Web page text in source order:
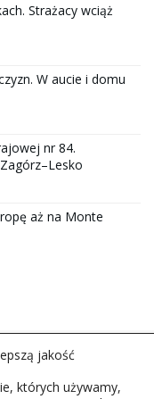
Strażacy wciąż
W aucie i domu
nr 84.
aż na Monte
jakość
których używamy,